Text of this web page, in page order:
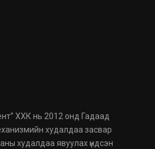
ХХК нь 2012 онд Гадаад
худалдаа засвар
худалдаа явуулах үндсэн